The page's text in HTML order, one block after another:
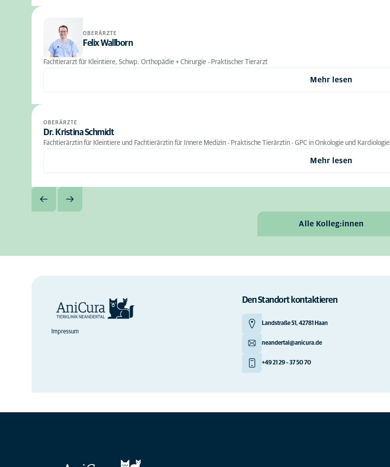
OBERÄRZTE
Felix Wallborn
Fachtierarzt für Kleintiere, Schwp. Orthopädie + Chirurgie - Praktischer Tierarzt
Mehr lesen
OBERÄRZTE
Dr. Kristina Schmidt
Fachtierärztin für Kleintiere und Fachtierärztin für Innere Medizin - Praktische Tierärztin - GPC in Onkologie und Kardiologie
Mehr lesen
Alle Kolleg:innen
Impressum
Den Standort kontaktieren
Landstraße 51, 42781 Haan
neandertal@anicura.de
+49 21 29 – 37 50 70